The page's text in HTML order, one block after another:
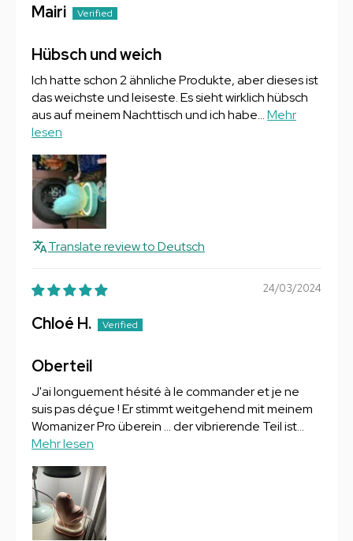
Mairi
Hübsch und weich
Ich hatte schon 2 ähnliche Produkte, aber dieses ist
das weichste und leiseste. Es sieht wirklich hübsch
aus auf meinem Nachttisch und ich habe...Mehr
lesen
Translate review to Deutsch
24/03/2024
Chloé H.
Oberteil
J'ai longuement hésité à le commander et je ne
suis pas déçue ! Er stimmt weitgehend mit meinem
Womanizer Pro überein ... der vibrierende Teil ist...
Mehr lesen